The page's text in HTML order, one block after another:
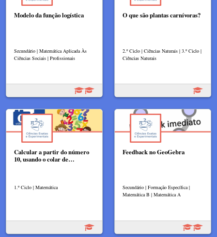
Modelo da função logística
Secundário | Matemática Aplicada Às
Ciências Sociais | Profissionais
O que são plantas carnívoras?
2.º Ciclo | Ciências Naturais | 3.º Ciclo |
Ciências Naturais
Calcular a partir do número
10, usando o colar de…
1.º Ciclo | Matemática
Feedback no GeoGebra
Secundário | Formação Específica |
Matemática B | Matemática A